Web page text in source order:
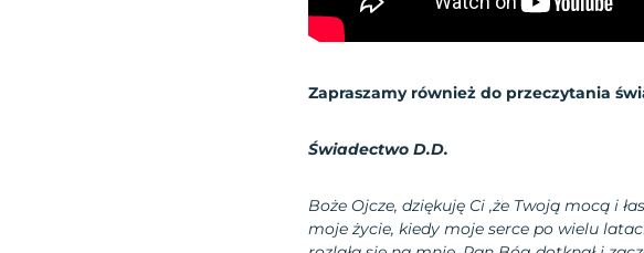
Zapraszamy również do przeczytania
Świadectwo D.D.
Boże Ojcze, dziękuję Ci ,że Twoją mocą i
moje życie, kiedy moje serce po wielu